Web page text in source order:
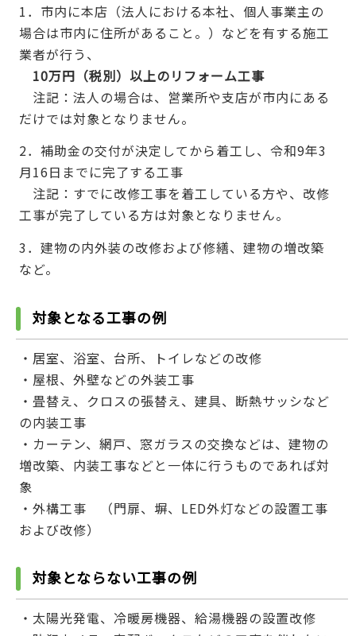
1．市内に本店（法人における本社、個人事業主の
場合は市内に住所があること。）などを有する施工
業者が行う、
10万円（税別）以上のリフォーム工事
注記：法人の場合は、営業所や支店が市内にある
だけでは対象となりません。
2．補助金の交付が決定してから着工し、令和9年3
月16日までに完了する工事
注記：すでに改修工事を着工している方や、改修
工事が完了している方は対象となりません。
3．建物の内外装の改修および修繕、建物の増改築
など。
対象となる工事の例
・居室、浴室、台所、トイレなどの改修
・屋根、外壁などの外装工事
・畳替え、クロスの張替え、建具、断熱サッシなど
の内装工事
・カーテン、網戸、窓ガラスの交換などは、建物の
増改築、内装工事などと一体に行うものであれば対
象
・外構工事 （門扉、塀、LED外灯などの設置工事
および改修）
対象とならない工事の例
・太陽光発電、冷暖房機器、給湯機器の設置改修